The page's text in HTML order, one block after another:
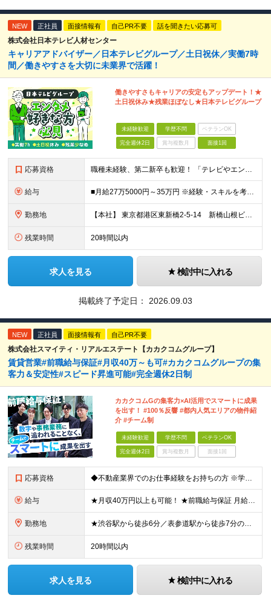
NEW 正社員 面接情報有 自己PR不要 話を聞きたい応募可
株式会社日本テレビ人材センター
キャリアアドバイザー／日本テレビグループ／土日祝休／実働7時
間／働きやすさを大切に未業界で活躍！
働きやすさもキャリアの安定もアップデート！★
土日祝休み★残業ほぼなし★日本テレビグループ
未経験歓迎 学歴不問 ベテランOK
完全週休2日 賞与複数月 面接1回
応募資格 職種未経験、第二新卒も歓迎！ 「テレビやエンタメが好き」という気持ちが何よりの武器になります。 「経験を活かして誰かに寄り添いたい」 「エンタメ業界をもっと盛り上げたい」 そんな想いを持つ方が集まっ
給与 ■月給27万5000円～35万円 ※経験・スキルを考慮し決定します。 ※上記金額には、固定残業代（月40時間／6万4625円～8万2175円）を含みます。 ※超過分は別途支給します。 【試用期間】
勤務地 【本社】 東京都港区東新橋2-5-14 新橋山根ビル7階
残業時間 20時間以内
求人を見る 検討中に入れる
掲載終了予定日： 2026.09.03
NEW 正社員 面接情報有 自己PR不要
株式会社スマイティ・リアルエステート【カカクコムグループ】
賃貸営業#前職給与保証#月収40万～も可#カカクコムグループの集
客力＆安定性#スピード昇進可能#完全週休2日制
カカクコムGの集客力×AI活用でスマートに成果
を出す！ #100％反響 #都内人気エリアの物件紹
介 #チーム制
未経験歓迎 学歴不問 ベテランOK
完全週休2日 賞与複数月 面接1回
応募資格 ◆不動産業界でのお仕事経験をお持ちの方 ※学歴不問 第二新卒の方や業界歴が長い方も大歓迎！ 組織を一から創り上げる環境で、一緒に成長していきませんか？
給与 ★月収40万円以上も可能！ ★前職給与保証 月給32.7万円～＋残業代全額＋インセンティブ＋各種手当 ※経験・スキルを考慮し決定します。 ※試用期間6ヶ月間の給与や待遇に差異はございません。 ※残
勤務地 ★渋谷駅から徒歩6分／表参道駅から徒歩7分のアクセス抜群！ ★転勤なし！ ■住所：東京都渋谷区渋谷1-7-2 VORT渋谷east2 2階 周辺にはカフェや飲食店も充実。 仕事帰りの時間も楽しめま
残業時間 20時間以内
求人を見る 検討中に入れる